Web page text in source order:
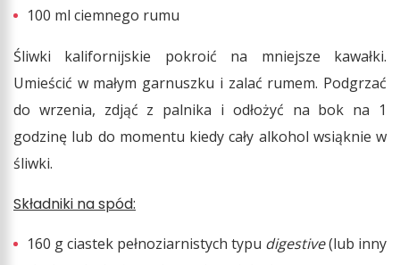
100 ml ciemnego rumu
Śliwki kalifornijskie pokroić na mniejsze kawałki.
Umieścić w małym garnuszku i zalać rumem. Podgrzać
do wrzenia, zdjąć z palnika i odłożyć na bok na 1
godzinę lub do momentu kiedy cały alkohol wsiąknie w
śliwki.
Składniki na spód:
160 g ciastek pełnoziarnistych typu digestive(lub inny